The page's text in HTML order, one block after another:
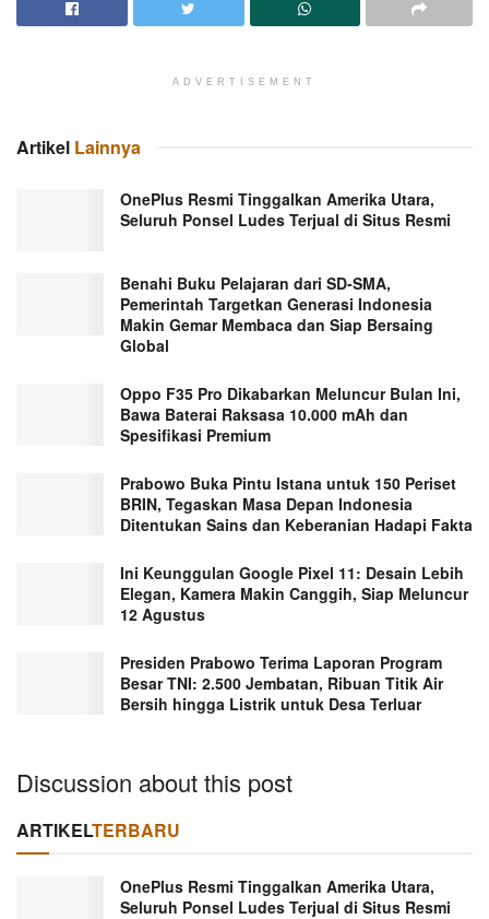
ADVERTISEMENT
Artikel Lainnya
OnePlus Resmi Tinggalkan Amerika Utara,
Seluruh Ponsel Ludes Terjual di Situs Resmi
Benahi Buku Pelajaran dari SD-SMA,
Pemerintah Targetkan Generasi Indonesia
Makin Gemar Membaca dan Siap Bersaing
Global
Oppo F35 Pro Dikabarkan Meluncur Bulan Ini,
Bawa Baterai Raksasa 10.000 mAh dan
Spesifikasi Premium
Prabowo Buka Pintu Istana untuk 150 Periset
BRIN, Tegaskan Masa Depan Indonesia
Ditentukan Sains dan Keberanian Hadapi Fakta
Ini Keunggulan Google Pixel 11: Desain Lebih
Elegan, Kamera Makin Canggih, Siap Meluncur
12 Agustus
Presiden Prabowo Terima Laporan Program
Besar TNI: 2.500 Jembatan, Ribuan Titik Air
Bersih hingga Listrik untuk Desa Terluar
Discussion about this post
ARTIKELTERBARU
OnePlus Resmi Tinggalkan Amerika Utara,
Seluruh Ponsel Ludes Terjual di Situs Resmi